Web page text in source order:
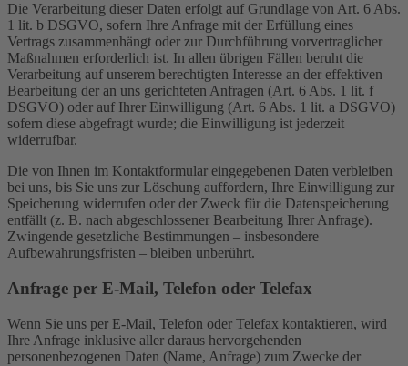
Die Verarbeitung dieser Daten erfolgt auf Grundlage von Art. 6 Abs.
1 lit. b DSGVO, sofern Ihre Anfrage mit der Erfüllung eines
Vertrags zusammenhängt oder zur Durchführung vorvertraglicher
Maßnahmen erforderlich ist. In allen übrigen Fällen beruht die
Verarbeitung auf unserem berechtigten Interesse an der effektiven
Bearbeitung der an uns gerichteten Anfragen (Art. 6 Abs. 1 lit. f
DSGVO) oder auf Ihrer Einwilligung (Art. 6 Abs. 1 lit. a DSGVO)
sofern diese abgefragt wurde; die Einwilligung ist jederzeit
widerrufbar.
Die von Ihnen im Kontaktformular eingegebenen Daten verbleiben
bei uns, bis Sie uns zur Löschung auffordern, Ihre Einwilligung zur
Speicherung widerrufen oder der Zweck für die Datenspeicherung
entfällt (z. B. nach abgeschlossener Bearbeitung Ihrer Anfrage).
Zwingende gesetzliche Bestimmungen – insbesondere
Aufbewahrungsfristen – bleiben unberührt.
Anfrage per E-Mail, Telefon oder Telefax
Wenn Sie uns per E-Mail, Telefon oder Telefax kontaktieren, wird
Ihre Anfrage inklusive aller daraus hervorgehenden
personenbezogenen Daten (Name, Anfrage) zum Zwecke der